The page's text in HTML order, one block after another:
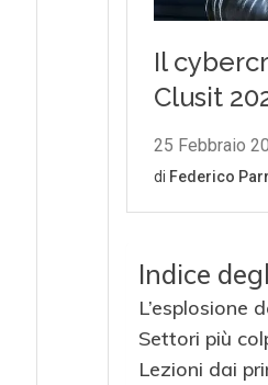
Indice
L’esplosione
Settori più
Lezioni dai